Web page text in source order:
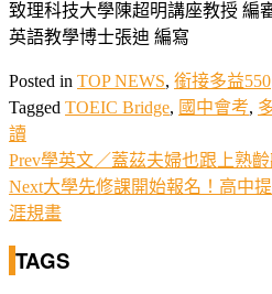
致理科技大學陳超明講座教授 編
英語教學博士張迪 編寫
Posted in TOP NEWS, 銜接多益550
Tagged TOEIC Bridge, 國中會考,
讀
Prev學英文／蓋茲夫婦也跟上熟齡
Next大學先修課開始報名！高中
涯規畫
TAGS